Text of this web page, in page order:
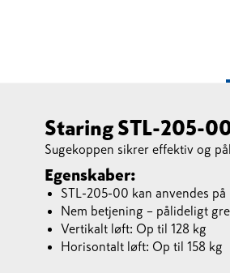
Staring STL-205-
Sugekoppen sikrer effektiv og
Egenskaber:
STL-205-00 kan anvendes
Nem betjening – pålideligt
Vertikalt løft: Op til 128 kg
Horisontalt løft: Op til 158 kg